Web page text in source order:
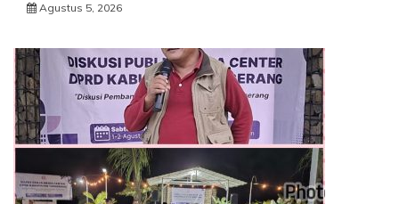
Agustus 5, 2026